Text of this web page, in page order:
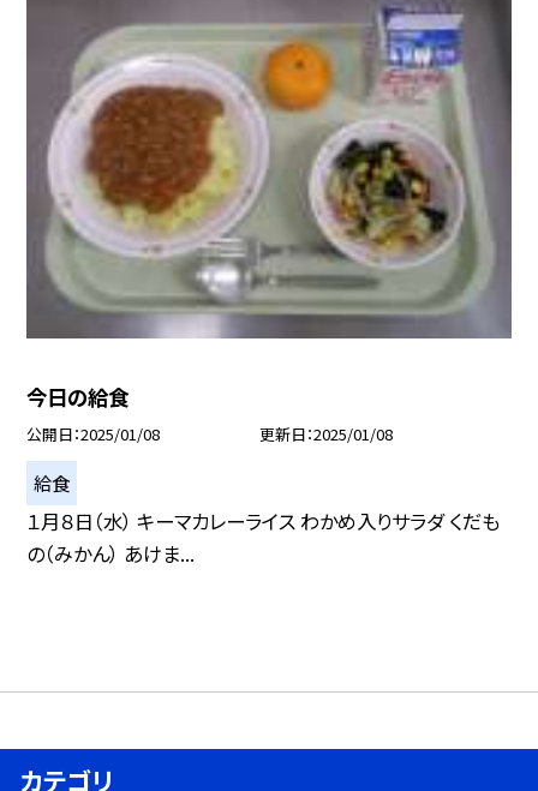
今日の給食
公開日 2025/01/08 更新日 2025/01/08
給食
１月８日（水） キーマカレーライス わかめ入りサラダ くだも
の（みかん） あけま...
カテゴリ